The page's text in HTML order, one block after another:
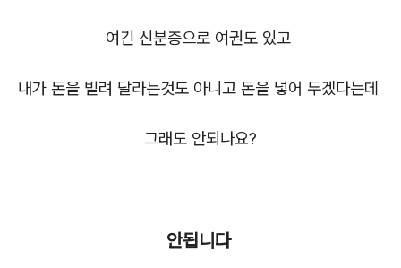
여긴 신분증으로 여권도 있고
내가 돈을 빌려 달라는것도 아니고 돈을 넣어 두겠다는데
그래도 안되나요?
안됩니다